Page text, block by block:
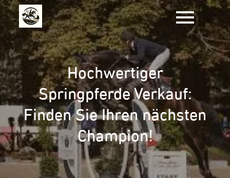
Zum
Inhalt
springen
Hochwertiger
Springpferde Verkauf:
Finden Sie Ihren nächsten
Champion!